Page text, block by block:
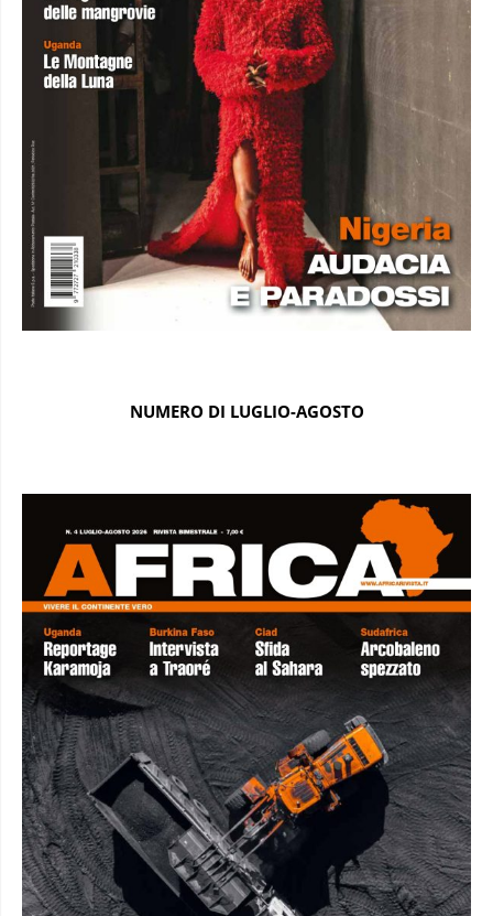
NUMERO DI LUGLIO-AGOSTO